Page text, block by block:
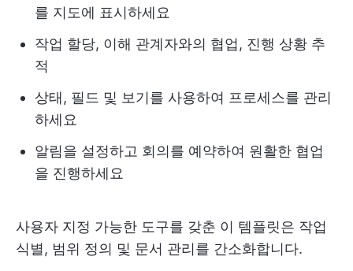
를 지도에 표시하세요
작업 할당, 이해 관계자와의 협업, 진행 상황 추
적
상태, 필드 및 보기를 사용하여 프로세스를 관리
하세요
알림을 설정하고 회의를 예약하여 원활한 협업
을 진행하세요
사용자 지정 가능한 도구를 갖춘 이 템플릿은 작업
식별, 범위 정의 및 문서 관리를 간소화합니다.